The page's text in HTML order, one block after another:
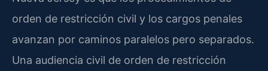
orden de restricción civil y los cargos penales
avanzan por caminos paralelos pero separados.
Una audiencia civil de orden de restricción